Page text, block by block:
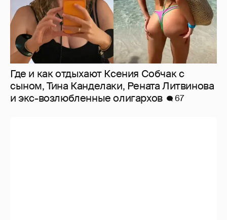
Где и как отдыхают Ксения Собчак с
сыном, Тина Канделаки, Рената Литвинова
и экс-возлюбленные олигархов
67